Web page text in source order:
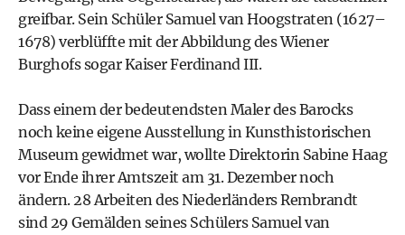
greifbar. Sein Schüler Samuel van Hoogstraten (1627–
1678) verblüffte mit der Abbildung des Wiener
Burghofs sogar Kaiser Ferdinand III.
Dass einem der bedeutendsten Maler des Barocks
noch keine eigene Ausstellung in Kunsthistorischen
Museum gewidmet war, wollte Direktorin Sabine Haag
vor Ende ihrer Amtszeit am 31. Dezember noch
ändern. 28 Arbeiten des Niederländers Rembrandt
sind 29 Gemälden seines Schülers Samuel van